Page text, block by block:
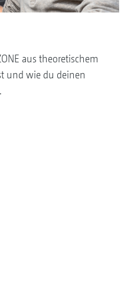
aus theoretischem
und wie du deinen